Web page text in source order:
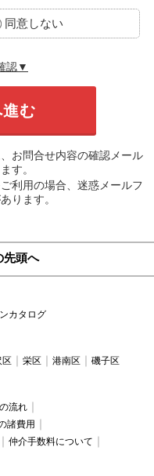
同意しない
認▼
お問合せ内容の確認メール
す。
利用の場合、迷惑メールフ
ります。
先頭へ
カタログ
区 栄区 港南区 磯子区
流れ
諸費用
仲介手数料について